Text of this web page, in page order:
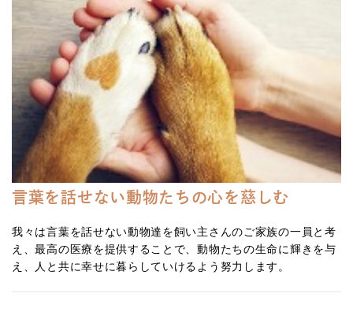
言葉を話せない動物たちの心を慈しむ
我々は言葉を話せない動物達を飼い主さんのご家族の一員と考
え、最高の医療を提供することで、動物たちの生命に輝きを与
え、人と共に幸せに暮らしていけるよう努力します。